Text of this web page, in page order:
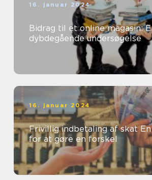
16. januar 2024
Bidrag til et online magasin:
dybdegående undersøgelse
16. januar 2024
Frivillig indbetaling af skat En mulighed
for at gøre en forskel